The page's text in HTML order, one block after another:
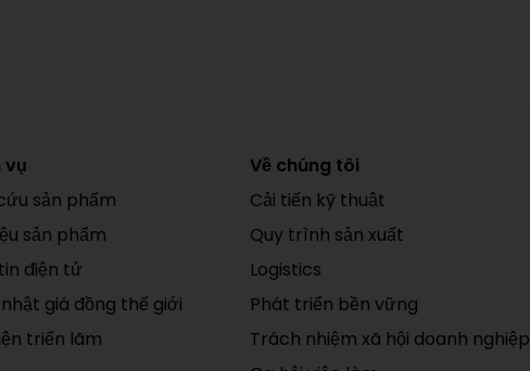
vụ
sản phẩm
sản phẩm
điện tử
giá đồng thế giới
triển lãm
Về chúng tôi
Cải tiến kỹ thuật
Quy trình sản xuất
Logistics
Phát triển bền vững
Trách nhiệm xã hội doanh nghiệp